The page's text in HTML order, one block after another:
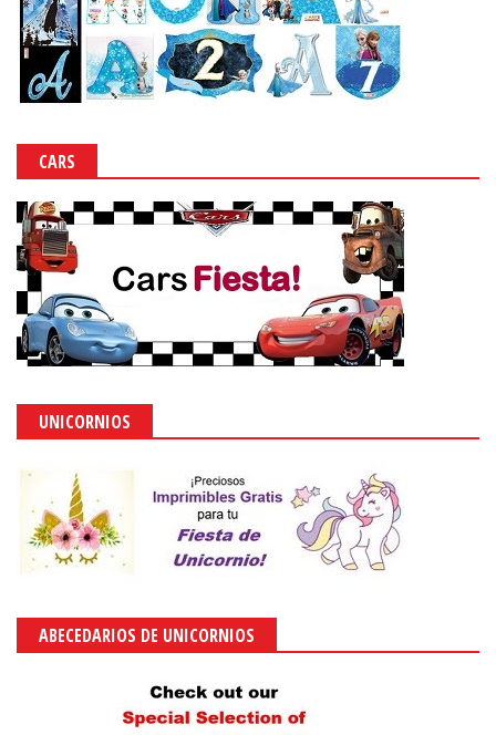
CARS
UNICORNIOS
ABECEDARIOS DE UNICORNIOS